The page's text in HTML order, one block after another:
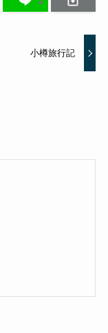
小樽旅行記